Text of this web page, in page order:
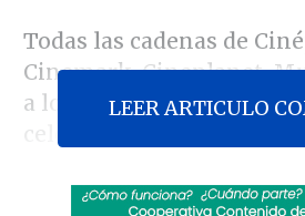
Todas las cadenas de
Cinemark, Cineplanet,
a lo largo del país
celebración.
Revisa también
LEER ARTICULO